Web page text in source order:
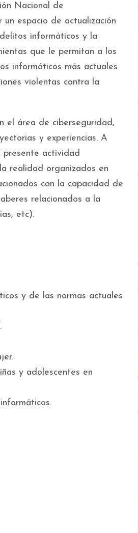
Nacional de
espacio de actualización
informáticos y la
que le permitan a los
informáticos más actuales
violentas contra la
el área de ciberseguridad,
y experiencias. A
presente actividad
realidad organizados en
con la capacidad de
relacionados a la
etc).
y de las normas actuales
y adolescentes en